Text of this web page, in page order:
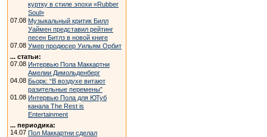
куртку в стиле эпохи «Rubber
Soul»
07.08 Музыкальный критик Билл
Уаймен представил рейтинг
песен Битлз в новой книге
07.08 Умер продюсер Уильям Орбит
... статьи:
07.08 Интервью Пола Маккартни
Амелии Димольденберг
04.08 Бьорк: “В воздухе витают
разительные перемены”
01.08 Интервью Пола для ЮТуб
канала The Rest is
Entertainment
... периодика:
14.07 Пол Маккартни сделал